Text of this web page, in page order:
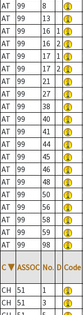
AT 99 8
AT
99 13
AT
99 16 1
AT
99 16 2
AT
99 17 1
AT
99 17 2
AT
99 21
AT
99 27
AT
99 38
AT
99 40
AT
99 41
AT
99 44
AT
99 45
AT
99 46
AT
99 48
AT
99 50
AT
99 56
AT
99 58
AT
99 59
AT
99 98
C ▼ ASSOC No. D Code
CH 51 1
CH
51 3